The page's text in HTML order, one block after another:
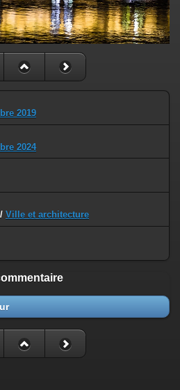
2019
2024
/ Ville et architecture